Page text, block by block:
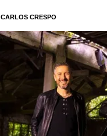
CARLOS CRESPO